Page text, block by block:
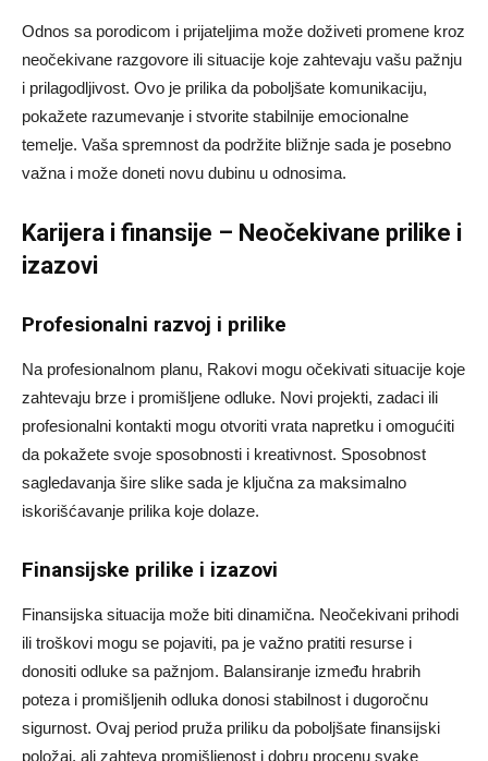
Odnos sa porodicom i prijateljima može doživeti promene kroz
neočekivane razgovore ili situacije koje zahtevaju vašu pažnju
i prilagodljivost. Ovo je prilika da poboljšate komunikaciju,
pokažete razumevanje i stvorite stabilnije emocionalne
temelje. Vaša spremnost da podržite bližnje sada je posebno
važna i može doneti novu dubinu u odnosima.
Karijera i finansije – Neočekivane prilike i
izazovi
Profesionalni razvoj i prilike
Na profesionalnom planu, Rakovi mogu očekivati situacije koje
zahtevaju brze i promišljene odluke. Novi projekti, zadaci ili
profesionalni kontakti mogu otvoriti vrata napretku i omogućiti
da pokažete svoje sposobnosti i kreativnost. Sposobnost
sagledavanja šire slike sada je ključna za maksimalno
iskorišćavanje prilika koje dolaze.
Finansijske prilike i izazovi
Finansijska situacija može biti dinamična. Neočekivani prihodi
ili troškovi mogu se pojaviti, pa je važno pratiti resurse i
donositi odluke sa pažnjom. Balansiranje između hrabrih
poteza i promišljenih odluka donosi stabilnost i dugoročnu
sigurnost. Ovaj period pruža priliku da poboljšate finansijski
položaj, ali zahteva promišljenost i dobru procenu svake